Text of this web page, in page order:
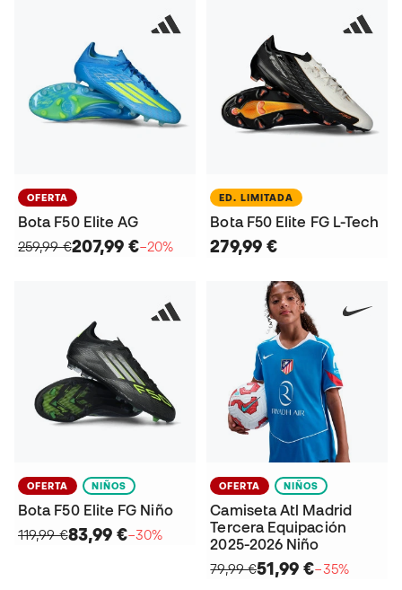
OFERTA
Bota F50 Elite AG
259,99 €207,99 €−20%
ED. LIMITADA
Bota F50 Elite FG L-Tech
279,99 €
OFERTA NIÑOS
Bota F50 Elite FG Niño
119,99 €83,99 €−30%
OFERTA NIÑOS
Camiseta Atl Madrid
Tercera Equipación
2025-2026 Niño
79,99 €51,99 €−35%